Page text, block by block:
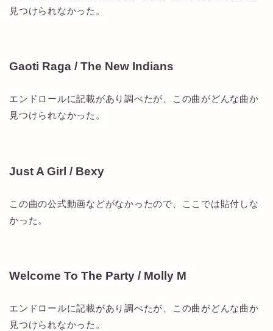
見つけられなかった。
Gaoti Raga / The New Indians
エンドロールに記載があり調べたが、この曲がどんな曲か
見つけられなかった。
Just A Girl / Bexy
この曲の公式動画などがなかったので、ここでは貼付しな
かった。
Welcome To The Party / Molly M
エンドロールに記載があり調べたが、この曲がどんな曲か
見つけられなかった。